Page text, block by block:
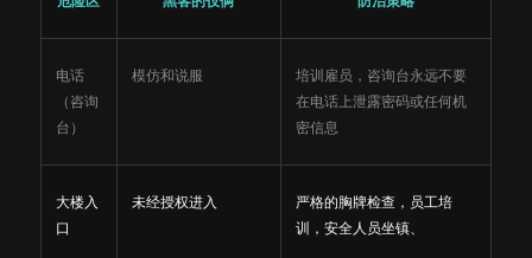
电话
（咨询
台）
模仿和说服
培训雇员，咨询台永远不要
在电话上泄露密码或任何机
密信息
大楼入
口
未经授权进入
严格的胸牌检查，员工培
训，安全人员坐镇、